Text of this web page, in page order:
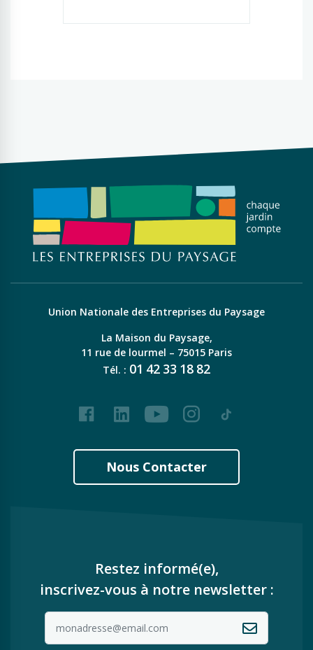
Union Nationale des Entreprises du Paysage
La Maison du Paysage,
11 rue de lourmel – 75015 Paris
Tél. : 01 42 33 18 82
FacebookLinkedInYoutubeInstagram
Tiktok
Nous Contacter
Restez informé(e),
inscrivez-vous à notre newsletter :